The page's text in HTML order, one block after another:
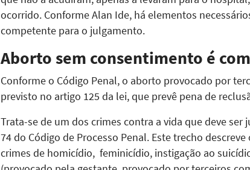
ocorrido. Conforme Alan Ide, há elementos
competente para o julgamento.
Aborto sem consentimento é
Conforme o Código Penal, o aborto provocado por
previsto no artigo 125 da lei, que prevê pena de
Trata-se de um dos crimes contra a vida que deve
74 do Código de Processo Penal. Este trecho
crimes de homicídio, feminicídio, instigação ao